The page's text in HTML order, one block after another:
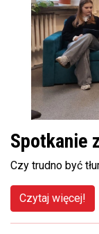
Spotkanie
Czy trudno być
Czytaj więcej!